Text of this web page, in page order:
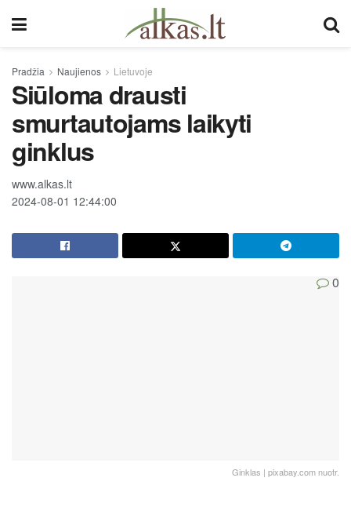
Pradžia Naujienos Lietuvoje
Siūloma drausti
smurtautojams laikyti
ginklus
www.alkas.lt
2024-08-01 12:44:00
0
Ginklas | pixabay.com nuotr.